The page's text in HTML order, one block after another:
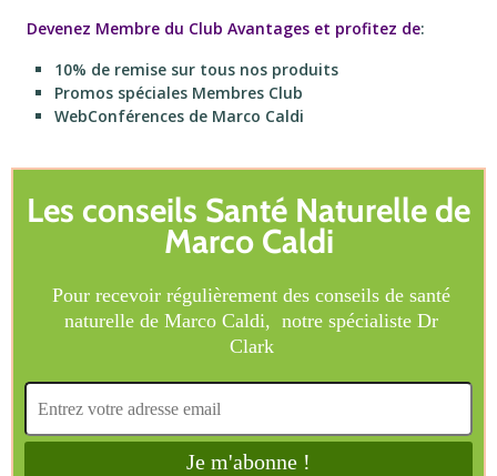
Devenez Membre du Club Avantages et profitez de:
10% de remise sur tous nos produits
Promos spéciales Membres Club
WebConférences de Marco Caldi